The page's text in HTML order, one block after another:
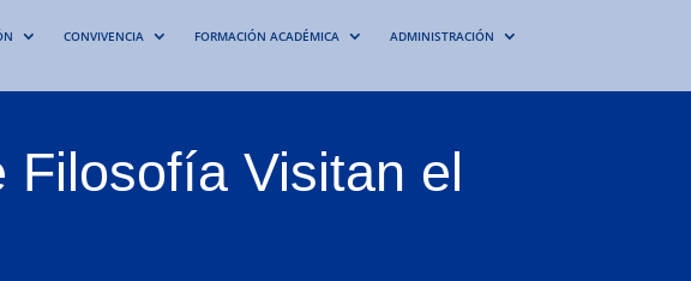
CONVIVENCIA FORMACIÓN ACADÉMICA ADMINISTRACIÓN
Filosofía Visitan el